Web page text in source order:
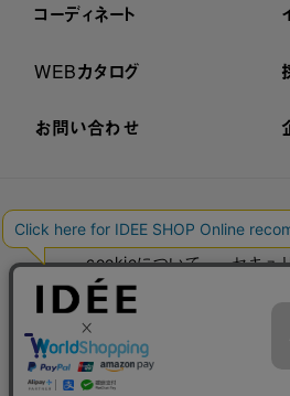
コーディネート
WEBカタログ
お問い合わせ
プライバシーポリシー 外部送
cookieについて
セキュ
特定商取引法に基づく表示